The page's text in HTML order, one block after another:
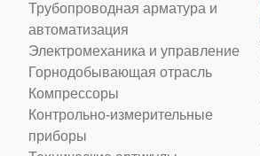
Трубопроводная арматура и
автоматизация
Электромеханика и управление
Горнодобывающая отрасль
Компрессоры
Контрольно-измерительные
приборы